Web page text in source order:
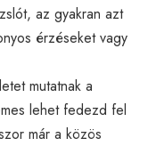
az gyakran azt
érzéseket vagy
mutatnak a
lehet fedezd fel
már a közös